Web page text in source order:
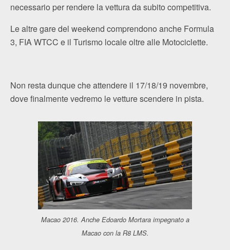
necessario per rendere la vettura da subito competitiva.
Le altre gare del weekend comprendono anche Formula
3, FIA WTCC e il Turismo locale oltre alle Motociclette.
Non resta dunque che attendere il 17/18/19 novembre,
dove finalmente vedremo le vetture scendere in pista.
Macao 2016. Anche Edoardo Mortara impegnato a
Macao con la R8 LMS.